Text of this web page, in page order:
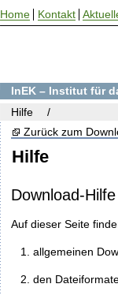
Hilfe
Zurück zum
Download-Hilfe
Auf dieser Seite
allgemeinen
den
InEK – Institut für
Hilfe
Home Kontakt